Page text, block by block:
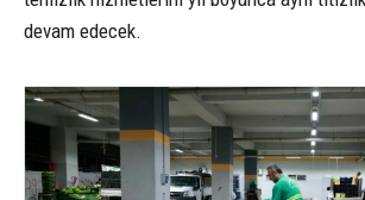
devam edecek.